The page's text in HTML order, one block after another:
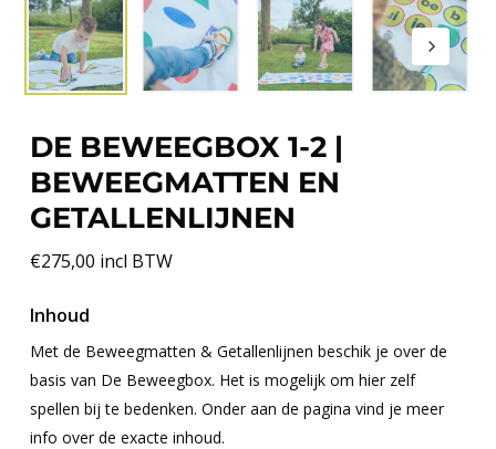
DE BEWEEGBOX 1-2 |
BEWEEGMATTEN EN
GETALLENLIJNEN
€275,00 incl BTW
Inhoud
Met de Beweegmatten & Getallenlijnen beschik je over de
basis van De Beweegbox. Het is mogelijk om hier zelf
spellen bij te bedenken. Onder aan de pagina vind je meer
info over de exacte inhoud.